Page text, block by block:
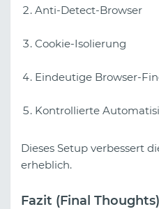
Anti-Detect-Browser
Cookie-Isolierung
Eindeutige Browser-
Kontrollierte
Dieses Setup verbessert
erheblich.
Fazit (Final Thoughts)